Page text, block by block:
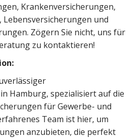
Krankenversicherungen,
und
Zögern Sie nicht, uns für
zu kontaktieren!
Hamburg, spezialisiert auf die
für Gewerbe- und
Team ist hier, um
anzubieten, die perfekt